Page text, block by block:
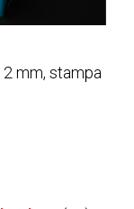
mm, stampa